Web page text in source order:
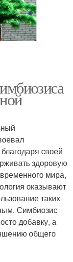
своей
здоровую
мира,
оказывают
таких
Симбиозис
добавку, а
общего